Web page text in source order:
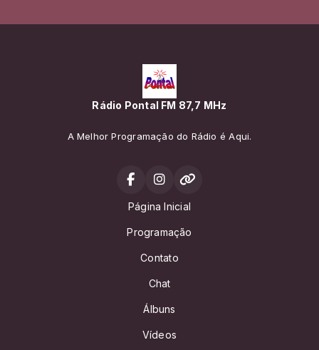
Rádio Pontal FM 87,7 MHz
A Melhor Programação do Rádio é Aqui.
Página Inicial
Programação
Contato
Chat
Álbuns
Vídeos